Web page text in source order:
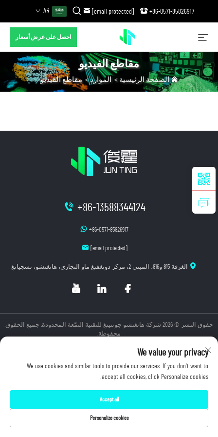
[email protected] +86-0571-85826917
AR
احصل على عرض أسعار
مقاطع الفيديو
الصفحة الرئيسية > الموارد>مقاطع الفيديو
+86-13588344124
+86-0571-85826917
[email protected]
الغرفة 815 و816، المبنى 2، مركز دونغفنغ ماو التجاري، هانغتشو، تشجيانغ
حقوق النشر © 2026 شركة هانغتشو جونتينغ للتقنية التمّعة المحدودة. جميع الحقوق
محفوظة.
We value your privacy
We use cookies and similar tools to provide our services. If you don't want to
accept all cookies, click Personalize cookies.
Personalize cookies
Accept all